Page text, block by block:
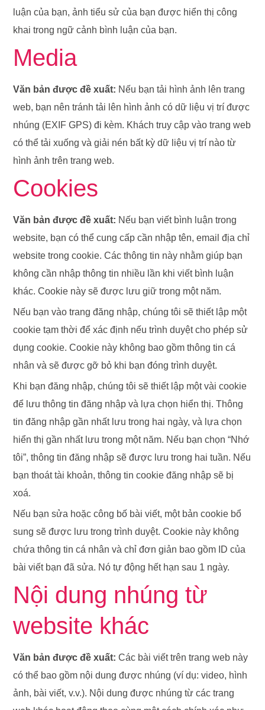
luận của bạn, ảnh tiểu sử của bạn được hiển thị công
khai trong ngữ cảnh bình luận của bạn.
Media
Văn bản được đề xuất: Nếu bạn tải hình ảnh lên trang
web, bạn nên tránh tải lên hình ảnh có dữ liệu vị trí được
nhúng (EXIF GPS) đi kèm. Khách truy cập vào trang web
có thể tải xuống và giải nén bất kỳ dữ liệu vị trí nào từ
hình ảnh trên trang web.
Cookies
Văn bản được đề xuất: Nếu bạn viết bình luận trong
website, bạn có thể cung cấp cần nhập tên, email địa chỉ
website trong cookie. Các thông tin này nhằm giúp bạn
không cần nhập thông tin nhiều lần khi viết bình luận
khác. Cookie này sẽ được lưu giữ trong một năm.
Nếu bạn vào trang đăng nhập, chúng tôi sẽ thiết lập một
cookie tạm thời để xác định nếu trình duyệt cho phép sử
dụng cookie. Cookie này không bao gồm thông tin cá
nhân và sẽ được gỡ bỏ khi bạn đóng trình duyệt.
Khi bạn đăng nhập, chúng tôi sẽ thiết lập một vài cookie
để lưu thông tin đăng nhập và lựa chọn hiển thị. Thông
tin đăng nhập gần nhất lưu trong hai ngày, và lựa chọn
hiển thị gần nhất lưu trong một năm. Nếu bạn chọn “Nhớ
tôi”, thông tin đăng nhập sẽ được lưu trong hai tuần. Nếu
bạn thoát tài khoản, thông tin cookie đăng nhập sẽ bị
xoá.
Nếu bạn sửa hoặc công bố bài viết, một bản cookie bổ
sung sẽ được lưu trong trình duyệt. Cookie này không
chứa thông tin cá nhân và chỉ đơn giản bao gồm ID của
bài viết bạn đã sửa. Nó tự động hết hạn sau 1 ngày.
Nội dung nhúng từ
website khác
Văn bản được đề xuất: Các bài viết trên trang web này
có thể bao gồm nội dung được nhúng (ví dụ: video, hình
ảnh, bài viết, v.v.). Nội dung được nhúng từ các trang